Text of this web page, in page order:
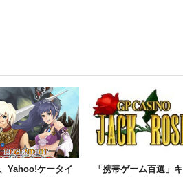
Yahoo!ケータイ
「携帯ゲーム百選」キ